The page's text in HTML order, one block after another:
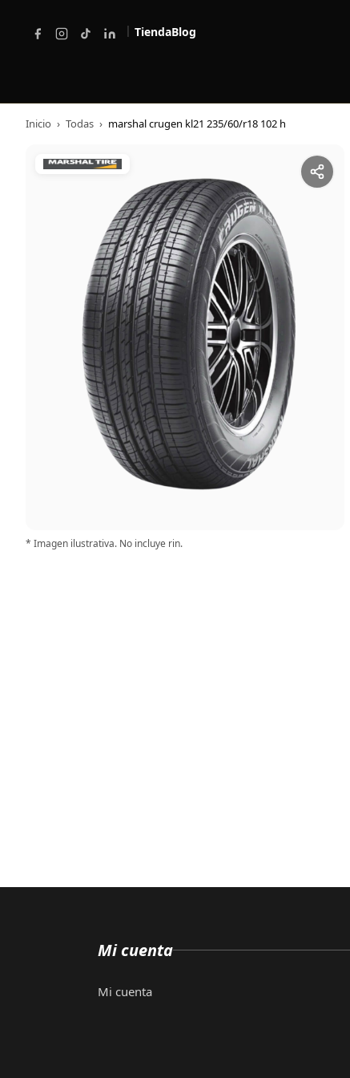
| TiendaBlog
Inicio › Todas › marshal crugen kl21 235/60/r18 102 h
* Imagen ilustrativa. No incluye rin.
Mi cuenta
Mi cuenta